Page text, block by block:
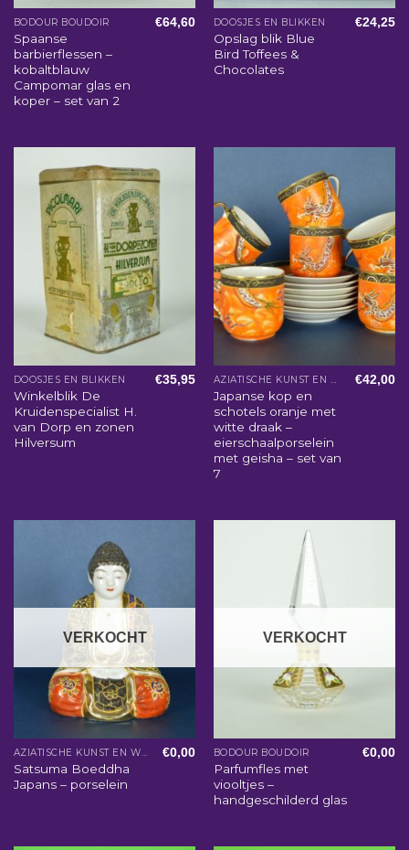
BODOUR BOUDOIR
Spaanse
barbierflessen –
kobaltblauw
Campomar glas en
koper – set van 2
€64,60 DOOSJES EN BLIKKEN
Opslag blik Blue
Bird Toffees &
Chocolates
€24,25
DOOSJES EN BLIKKEN
Winkelblik De
Kruidenspecialist H.
van Dorp en zonen
Hilversum
€35,95 AZIATISCHE KUNST EN WOONACCESSOIRES
Japanse kop en
schotels oranje met
witte draak –
eierschaalporselein
met geisha – set van
7
€42,00
VERKOCHT
AZIATISCHE KUNST EN WOONACCESSOIRES
Satsuma Boeddha
Japans – porselein
€0,00
VERKOCHT
BODOUR BOUDOIR
Parfumfles met
viooltjes –
handgeschilderd glas
€0,00